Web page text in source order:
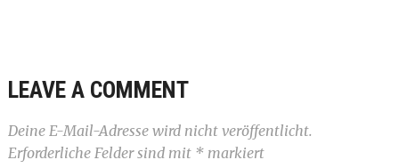
LEAVE A COMMENT
Deine E-Mail-Adresse wird nicht veröffentlicht.
Erforderliche Felder sind mit *markiert